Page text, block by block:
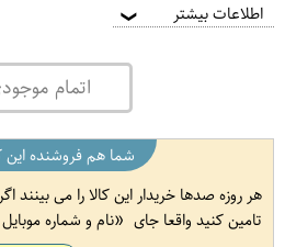
اطلاعات بیشتر ❯
اتمام
شما هم فروشنده این
هر روزه صدها خریدار این کالا را می بینند
تامین کنید واقعا جای
نام و شماره